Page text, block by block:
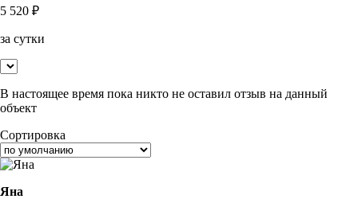
5 520 ₽
за сутки
В настоящее время пока никто не оставил отзыв на данный
объект
Сортировка
Яна